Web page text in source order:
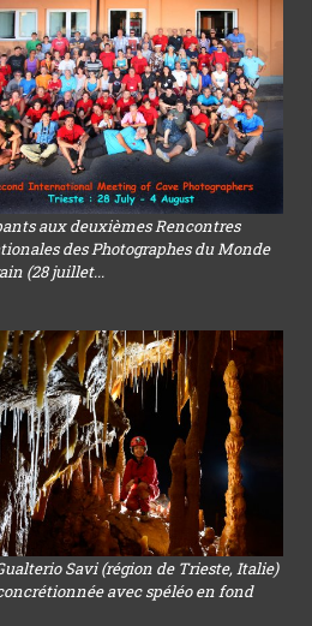
aux deuxièmes Rencontres
des Photographes du Monde
(28 juillet...
Savi (région de Trieste, Italie)
avec spéléo en fond